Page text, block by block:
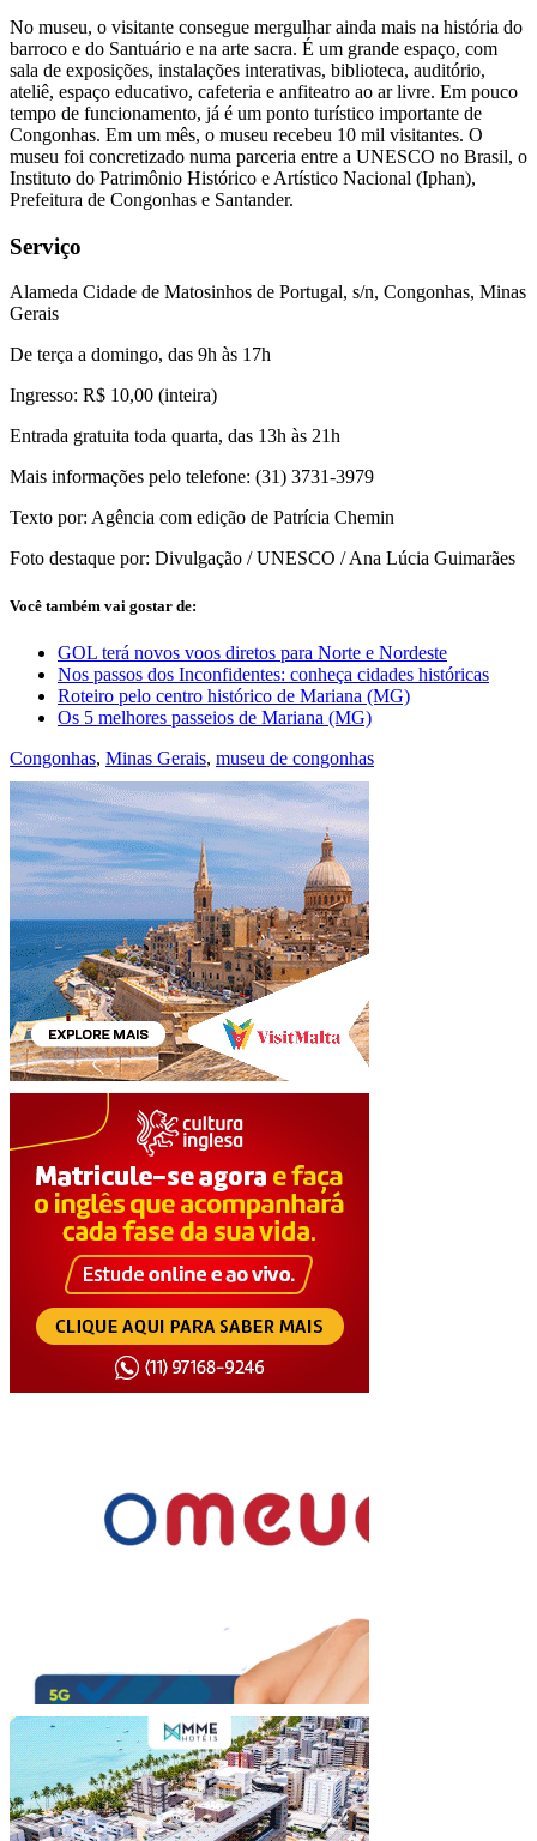
No museu, o visitante consegue mergulhar ainda mais na história do
barroco e do Santuário e na arte sacra. É um grande espaço, com
sala de exposições, instalações interativas, biblioteca, auditório,
ateliê, espaço educativo, cafeteria e anfiteatro ao ar livre. Em pouco
tempo de funcionamento, já é um ponto turístico importante de
Congonhas. Em um mês, o museu recebeu 10 mil visitantes. O
museu foi concretizado numa parceria entre a UNESCO no Brasil, o
Instituto do Patrimônio Histórico e Artístico Nacional (Iphan),
Prefeitura de Congonhas e Santander.
Serviço
Alameda Cidade de Matosinhos de Portugal, s/n, Congonhas, Minas
Gerais
De terça a domingo, das 9h às 17h
Ingresso: R$ 10,00 (inteira)
Entrada gratuita toda quarta, das 13h às 21h
Mais informações pelo telefone: (31) 3731-3979
Texto por: Agência com edição de Patrícia Chemin
Foto destaque por: Divulgação / UNESCO / Ana Lúcia Guimarães
Você também vai gostar de:
GOL terá novos voos diretos para Norte e Nordeste
Nos passos dos Inconfidentes: conheça cidades históricas
Roteiro pelo centro histórico de Mariana (MG)
Os 5 melhores passeios de Mariana (MG)
Congonhas, Minas Gerais, museu de congonhas